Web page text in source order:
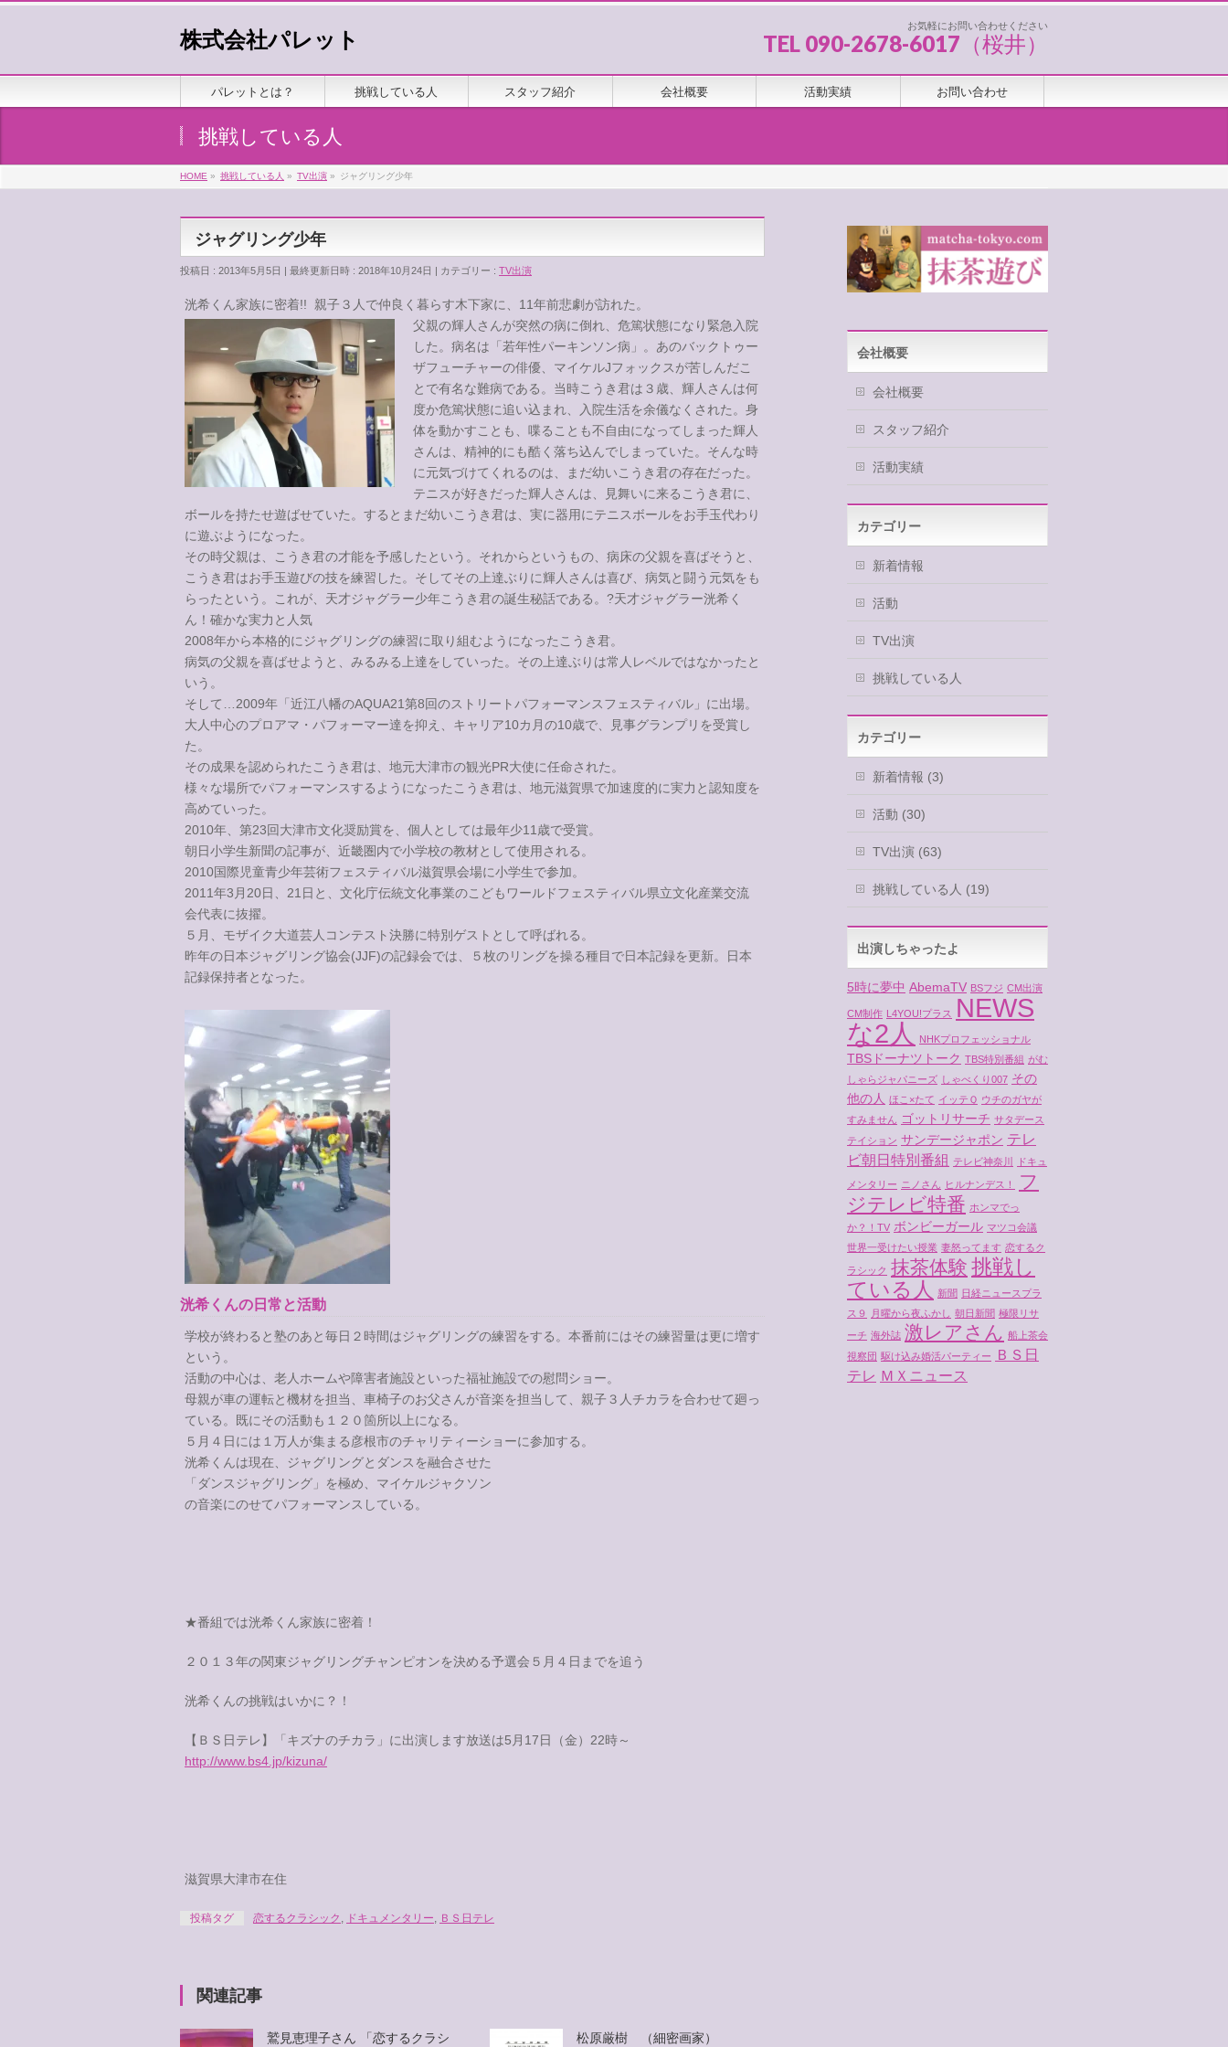
株式会社パレット
お気軽にお問い合わせください
TEL 090-2678-6017（桜井）
パレットとは？ 挑戦している人 スタッフ紹介 会社概要 活動実績 お問い合わせ
挑戦している人
HOME » 挑戦している人 » TV出演 » ジャグリング少年
ジャグリング少年
投稿日 : 2013年5月5日 最終更新日時 : 2018年10月24日 カテゴリー : TV出演
洸希くん家族に密着!! 親子３人で仲良く暮らす木下家に、11年前悲劇が訪れた。
父親の輝人さんが突然の病に倒 れ、危篤状態になり緊急入院
した。病名は「若年性パーキンソン病」。あのバックトゥー
ザフューチャーの俳優、マイケルJフォックスが苦しんだこ
とで有名な難病である。当時こうき君は３歳、輝人さんは何
度か危篤状態に追い込まれ、入院生活を余儀なくされた。身
体を動かすことも、喋ることも不自由になってしまった輝人
さんは、精神的にも酷く落ち込んでしまっていた。そんな時
に元気づけてくれるのは、まだ幼いこうき君の存在だった。
テニスが好きだった輝人さんは、見舞いに来るこうき君に、
ボールを持たせ遊ばせていた。するとまだ幼いこうき君は、実に器用にテニスボールをお手玉代わり
に遊ぶようになった。
その時父親は、こうき君の才能を予感したという。それからというもの、病床の父親を喜ばそうと、
こうき君はお手玉遊びの技を練習した。そしてその上達ぶりに輝人さんは喜び、病気と闘う元気をも
らったという。これが、天才ジャグラー少年こうき君の誕生秘話である。?天才ジャグラー洸希く
ん！確かな実力と人気
2008年から本格的にジャグリングの練習に取り組むようになったこうき君。
病気の父親を喜ばせようと、みるみる上達をしていった。その上達ぶりは常人レベルではなかったと
いう。
そして…2009年「近江八幡のAQUA21第8回のストリートパフォーマンスフェスティバル」に出場。
大人中心のプロアマ・パフォーマー達を抑え、キャリア10カ月の10歳で、見事グランプリを受賞し
た。
その成果を認められたこうき君は、地元大津市の観光PR大使に任命された。
様々な場所でパフォーマンスするようになったこうき君は、地元滋賀県で加速度的に実力と認知度を
高めていった。
2010年、第23回大津市文化奨励賞を、個人としては最年少11歳で受賞。
朝日小学生新聞の記事が、近畿圏内で小学校の教材として使用される。
2010国際児童青少年芸術フェスティバル滋賀県会場に小学生で参加。
2011年3月20日、21日と、文化庁伝統文化事業のこどもワールドフェスティバル県立文化産業交流
会代表に抜擢。
５月、モザイク大道芸人コンテスト決勝に特別ゲストとして呼ばれる。
昨年の日本ジャグリング協会(JJF)の記録会では、５枚のリングを操る種目で日本記録を更新。日本
記録保持者となった。
洸希くんの日常と活動
学校が終わると塾のあと毎日２時間はジャグリングの練習をする。本番前にはその練習量は更に増す
という。
活動の中心は、老人ホームや障害者施設といった福祉施設での慰問ショー。
母親が車の運転と機材を担当、車椅子のお父さんが音楽を担当して、親子３人チカラを合わせて廻っ
ている。既にその活動も１２０箇所以上になる。
５月４日には１万人が集まる彦根市のチャリティーショーに参加する。
洸希くんは現在、ジャグリングとダンスを融合させた
「ダンスジャグリング」を極め、マイケルジャクソン
の音楽にのせてパフォーマンスしている。
★番組では洸希くん家族に密着！
２０１３年の関東ジャグリングチャンピオンを決める予選会５月４日までを追う
洸希くんの挑戦はいかに？！
【ＢＳ日テレ】「キズナのチカラ」に出演します放送は5月17日（金）22時～
http://www.bs4.jp/kizuna/
滋賀県大津市在住
投稿タグ 恋するクラシック , ドキュメンタリー, ＢＳ日テレ
関連記事
鷲見恵理子さん 「恋するクラシ 松原厳樹 （細密画家）
会社概要
会社概要
スタッフ紹介
活動実績
カテゴリー
新着情報
活動
TV出演
挑戦している人
カテゴリー
新着情報 (3)
活動 (30)
TV出演 (63)
挑戦している人 (19)
出演しちゃったよ
5時に夢中 AbemaTV BSフジ CM出演
CM制作 L4YOU!プラス
NEWS
な2人
NHKプロフェッショナル
TBSドーナツトーク TBS特別番組 がむ
しゃらジャパニーズ しゃべくり007 その
他の人 ほこ×たて イッテＱ ウチのガヤが
すみません ゴットリサーチ サタデース
テイション サンデージャポン テレ
ビ朝日特別番組 テレビ神奈川 ドキュ
メンタリー ニノさん ヒルナンデス！
フ
ジテレビ特番 ホンマでっ
か？！TV ボンビーガール マツコ会議
世界一受けたい授業 妻怒ってます 恋するク
ラシック 抹茶体験 挑戦し
ている人
新聞 日経ニュースプラ
ス９
月曜から夜ふかし 朝日新聞 極限リサ
ーチ 海外誌 激レアさん 船上茶会
視察団 駆け込み婚活パーティー
ＢＳ日
テレ ＭＸニュース